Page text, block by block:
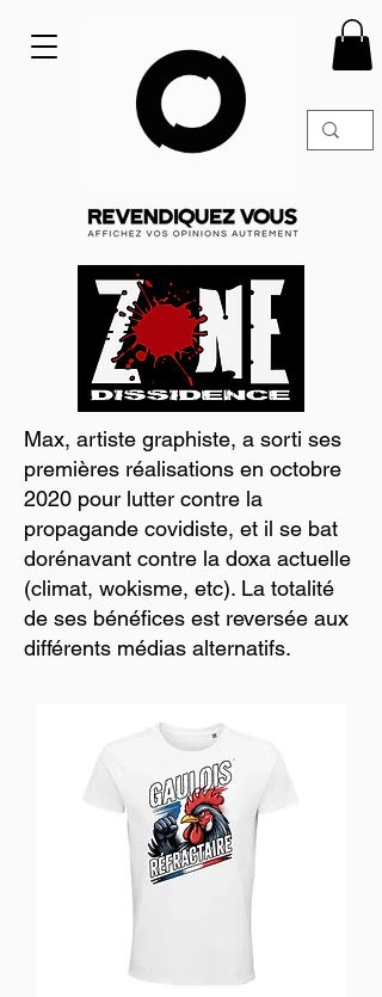
Max, artiste graphiste, a sorti ses
premières réalisations en octobre
2020 pour lutter contre la
propagande covidiste, et il se bat
dorénavant contre la doxa actuelle
(climat, wokisme, etc). La totalité
de ses bénéfices est reversée aux
différents médias alternatifs.